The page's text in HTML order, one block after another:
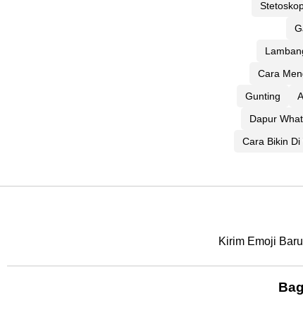
Cara
Gunting
Dapur
Cara Bikin Di
Kirim Emoji